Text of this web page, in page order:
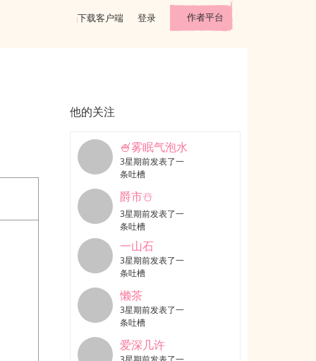
下载客户端 登录 作者平台
他的关注
🍧雾眠气泡水
3星期前发表了一
条吐槽
爵市☃️
3星期前发表了一
条吐槽
一山石
3星期前发表了一
条吐槽
懒茶
3星期前发表了一
条吐槽
爱深几许